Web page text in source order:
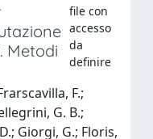
Metodi
file con
accesso
da
definire
F.;
G. B.;
Giorgi, G.; Floris,